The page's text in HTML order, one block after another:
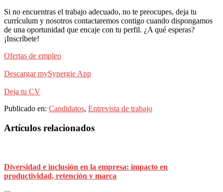
Si no encuentras el trabajo adecuado, no te preocupes, deja tu
currículum y nosotros contactaremos contigo cuando dispongamos
de una oportunidad que encaje con tu perfil. ¿A qué esperas?
¡Inscríbete!
Ofertas de empleo
Descargar mySynergie App
Deja tu CV
Publicado en: Candidatos, Entrevista de trabajo
Barra
Artículos relacionados
Diversidad e inclusión en la empresa: impacto en
productividad, retención y marca